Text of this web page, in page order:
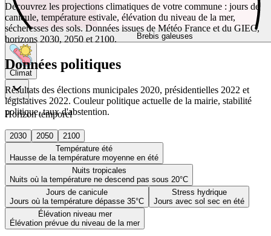
Brebis galeuses
Climat
Horizon temporel
2030 2050
2100
Température été
Hausse de la température moyenne en été
Nuits tropicales
Nuits où la température ne descend pas sous 20°C
Jours de canicule
Jours où la température dépasse 35°C
Stress hydrique
Jours avec sol sec en été
Élévation niveau mer
Élévation prévue du niveau de la mer
Découvrez les projections climatiques de votre commune : jours de
canicule, température estivale, élévation du niveau de la mer,
sécheresses des sols. Données issues de Météo France et du GIEC,
horizons 2030, 2050 et 2100.
Données politiques
Résultats des élections municipales 2020, présidentielles 2022 et
législatives 2022. Couleur politique actuelle de la mairie, stabilité
politique, taux d'abstention.